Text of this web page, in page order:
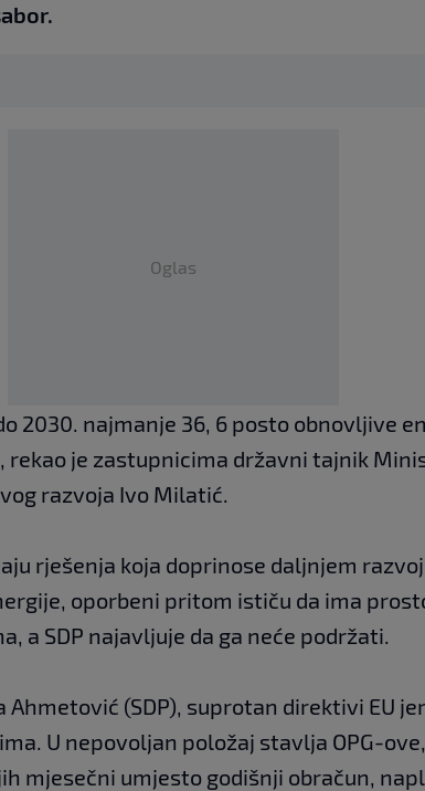
Oglas
2030. najmanje 36, 6 posto obnovljive
rekao je zastupnicima državni tajnik
razvoja Ivo Milatić.
rješenja koja doprinose daljnjem
oporbeni pritom ističu da ima
a SDP najavljuje da ga neće podržati.
Ahmetović (SDP), suprotan direktivi EU
U nepovoljan položaj stavlja OPG-
mjesečni umjesto godišnji obračun,